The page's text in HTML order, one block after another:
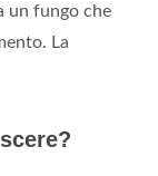
un fungo che
La